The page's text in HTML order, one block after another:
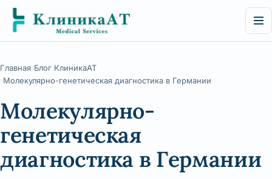
Перейти
содержимому
Главная Блог КлиникаАТ
Молекулярно-генетическая диагностика в Германии
Молекулярно-
генетическая
диагностика в Германии